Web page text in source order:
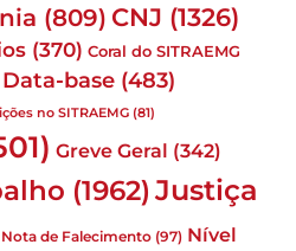
(809) CNJ (1326)
(370) Coral do SITRAEMG
Data-base (483)
no SITRAEMG (81)
Greve Geral (342)
(1962) Justiça
Nota de Falecimento (97) Nível